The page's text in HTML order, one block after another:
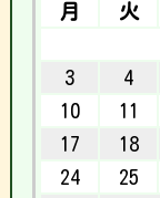
月 火
3
4
10
11
17
18
24
25